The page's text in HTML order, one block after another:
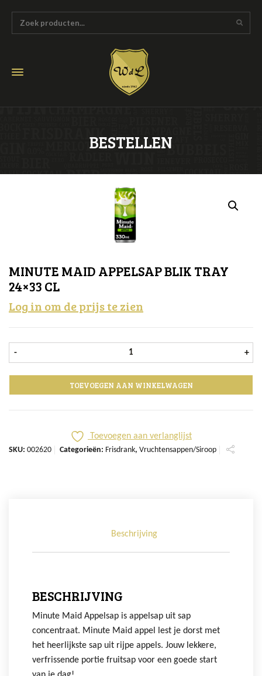
BESTELLEN
MINUTE MAID APPELSAP BLIK TRAY
24×33 CL
Log in om de prijs te zien
- Minute Maid Appelsap Blik tray+
TOEVOEGEN AAN WINKELWAGEN
Toevoegen aan verlanglijst
SKU: 002620 Categorieën: Frisdrank, Vruchtensappen/Siroop
Beschrijving
BESCHRIJVING
Minute Maid Appelsap is appelsap uit sap
concentraat. Minute Maid appel lest je dorst met
het heerlijkste sap uit rijpe appels. Jouw lekkere,
verfrissende portie fruitsap voor een goede start